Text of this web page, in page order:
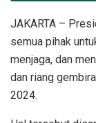
JAKARTA –
semua pihak
menjaga, dan
dan riang
2024.